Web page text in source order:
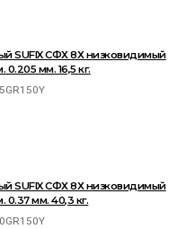
SUFIX СФХ 8Х низковидимый
0.205 мм. 16,5 кг.
SUFIX СФХ 8Х низковидимый
0.37 мм. 40,3 кг.